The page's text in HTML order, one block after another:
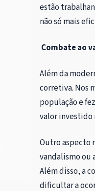
estão
não só mais
Combate ao
Além da
corretiva. Nos
população e
valor investido
Outro aspecto
vandalismo ou
Além disso, a
dificultar a